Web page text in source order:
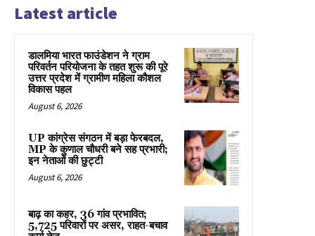
Latest article
डालमिया भारत फाउंडेशन ने ग्राम
परिवर्तन परियोजना के तहत शुरू की पूरे
उत्तर प्रदेश में ग्रामीण महिला कौशल
विकास पहल
August 6, 2026
UP कांग्रेस संगठन में बड़ा फेरबदल,
MP के कुणाल चौधरी बने सह प्रभारी;
इन नेताओं की छुट्टी
August 6, 2026
बाढ़ का कहर, 36 गांव प्रभावित;
5,725 परिवारों पर असर, राहत-बचाव